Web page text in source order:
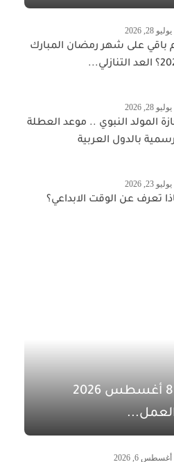
يوليو 28, 2026
باقي على شهر رمضان المبارك
التنازلي...
يوليو 28, 2026
المولد النبوي .. موعد العطلة
بالدول العربية
يوليو 23, 2026
تعرف عن الوقت الابداعي؟
أبراج اليوم السبت 8 أغسطس 2026
أغسطس 6, 2026